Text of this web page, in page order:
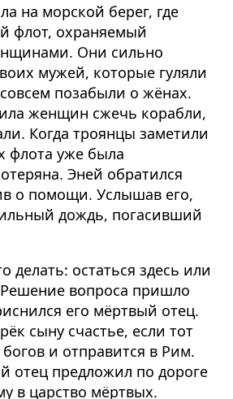
на морской берег, где
флот, охраняемый
Они сильно
мужей, которые гуляли
позабыли о жёнах.
женщин сжечь корабли,
Когда троянцы заметили
флота уже была
Эней обратился
о помощи. Услышав его,
дождь, погасивший
делать: остаться здесь или
вопроса пришло
его мёртвый отец.
сыну счастье, если тот
и отправится в Рим.
отец предложил по дороге
в царство мёртвых.